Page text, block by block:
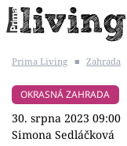
BYDLENÍ SLAVNÝCH
Prima Living ■ Zahrada
OKRASNÁ ZAHRADA
30. srpna 2023 09:00
Simona Sedláčková